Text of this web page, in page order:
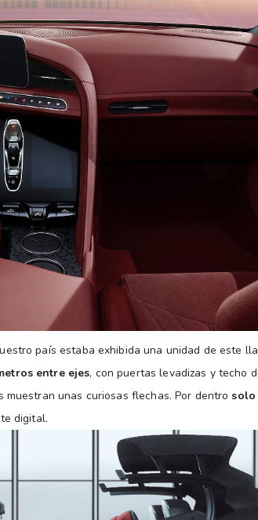
país estaba exhibida una unidad de este
entre ejes, con puertas levadizas y techo
muestran unas curiosas flechas. Por dentrosolo
digital.